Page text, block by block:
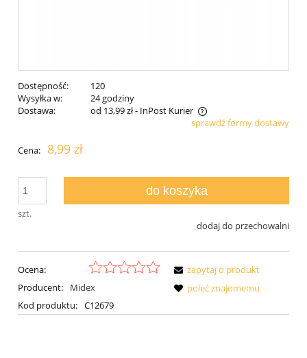
Dostępność:
120
Wysyłka w:
24 godziny
Dostawa:
od 13,99 zł- InPost Kurier
Cena nie zawiera ewentualnych kosztów płatnościsprawdź formy dostawy
Cena: 8,99 zł
szt.
do koszyka
dodaj do przechowalni
Ocena:
Producent:
Midex
Kod produktu: C12679
zapytaj o produkt
poleć znajomemu